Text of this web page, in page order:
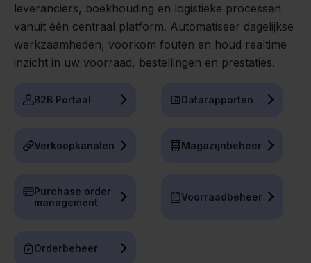
leveranciers, boekhouding en logistieke processen
vanuit één centraal platform. Automatiseer dagelijkse
werkzaamheden, voorkom fouten en houd realtime
inzicht in uw voorraad, bestellingen en prestaties.
B2B Portaal Datarapporten
Verkoopkanalen Magazijnbeheer
Purchase order
management
Voorraadbeheer
Orderbeheer